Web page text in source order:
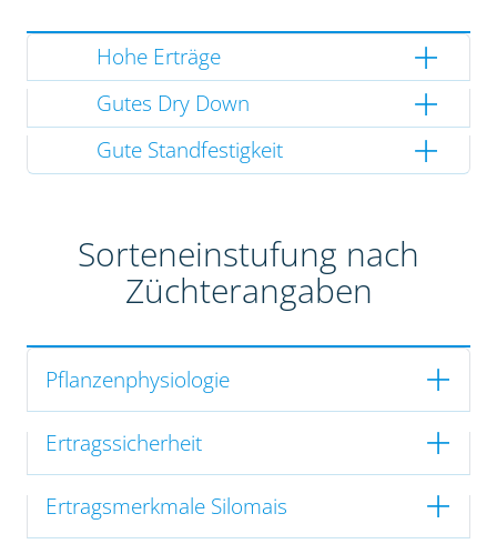
Hohe Erträge
Gutes Dry Down
Gute Standfestigkeit
Sorteneinstufung nach
Züchterangaben
Pflanzenphysiologie
Ertragssicherheit
Ertragsmerkmale Silomais